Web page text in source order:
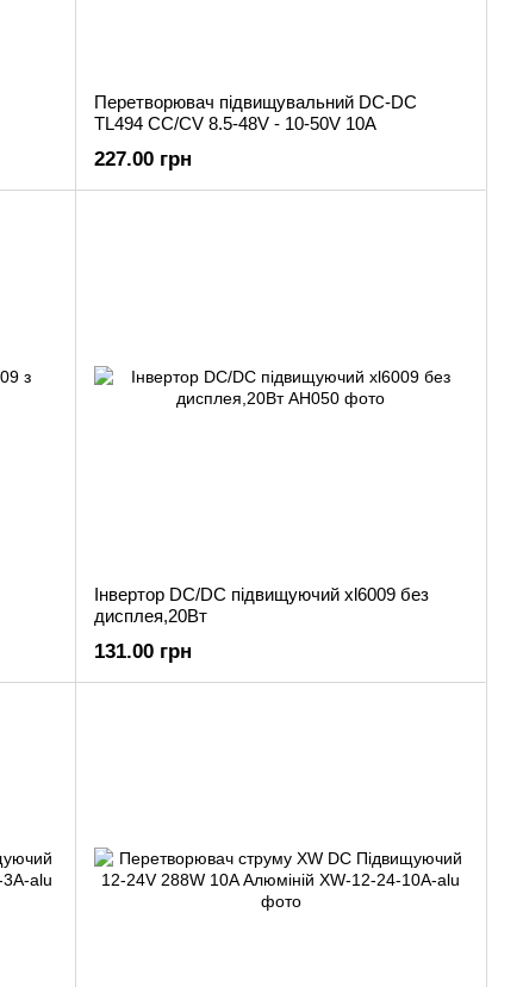
Перетворювач підвищувальний DC-DC
TL494 CC/CV 8.5-48V - 10-50V 10A
227.00 грн
Інвертор DC/DC підвищуючий xl6009 без
дисплея,20Вт
131.00 грн